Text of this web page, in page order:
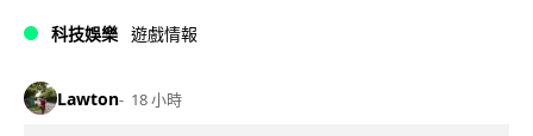
科技娛樂 遊戲情報
Lawton 18 小時